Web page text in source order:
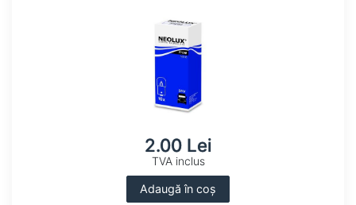
2.00 Lei
TVA inclus
Adaugă în coș